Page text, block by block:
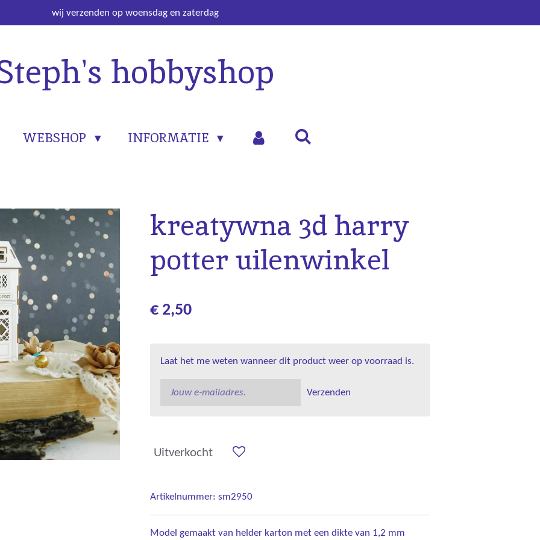
wij verzenden op woensdag en zaterdag
hobbyshop
WEBSHOP INFORMATIE
kreatywna 3d harry
potter uilenwinkel
€ 2,50
Laat het me weten wanneer dit product weer op voorraad is.
Verzenden
Uitverkocht
Artikelnummer: sm2950
Model gemaakt van helder karton met een dikte van 1,2 mm